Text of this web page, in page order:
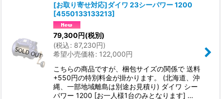
[お取り寄せ対応]ダイワ 23シーパワー 1200
[4550133133213]
79,300円(税別)
(税込: 87,230円)
希望小売価格: 122,000円
こちらの商品ですが、梱包サイズの関係で 送料
+550円の特別料金が掛かります。 (北海道、沖
縄、一部地域離島は別途お見積り) ダイワ シー
パワー 1200 [お一人様1台のみとなります] …